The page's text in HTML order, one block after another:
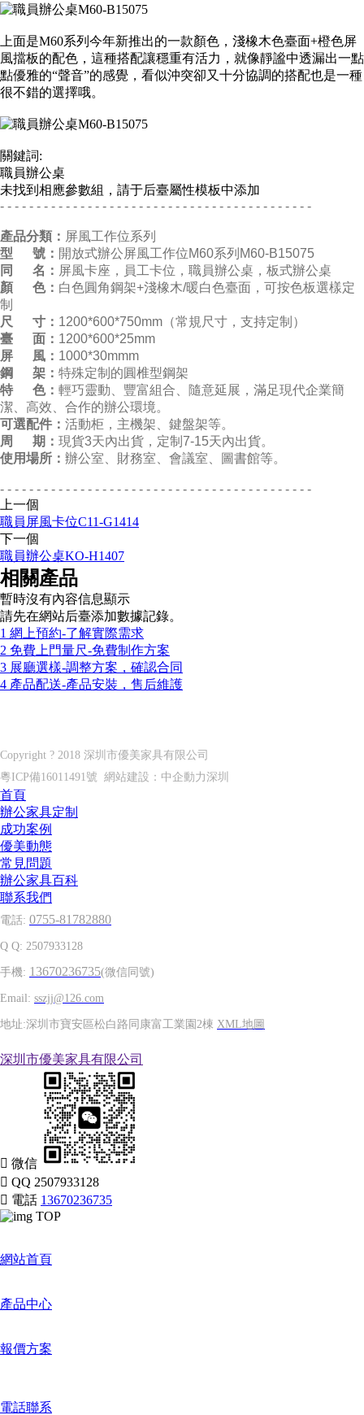
上面是M60系列今年新推出的一款顏色，淺橡木色臺面+橙色屏
風擋板的配色，這種搭配讓穩重有活力，就像靜謐中透漏出一點
點優雅的“聲音”的感覺，看似沖突卻又十分協調的搭配也是一種
很不錯的選擇哦。
關鍵詞:
職員辦公桌
未找到相應參數組，請于后臺屬性模板中添加
- - - - - - - - - - - - - - - - - - - - - - - - - - - - - - - - - - - - - - - - - - -
產品分類： 屏風工作位系列
型 號： 開放式辦公屏風工作位M60系列M60-B15075
同 名： 屏風卡座，員工卡位，職員辦公桌，板式辦公桌
顏 色： 白色圓角鋼架+淺橡木/暖白色臺面，可按色板選樣定
制
尺 寸： 1200*600*750mm（常規尺寸，支持定制）
臺 面： 1200*600*25mm
屏 風： 1000*30mmm
鋼 架： 特殊定制的圓椎型鋼架
特 色： 輕巧靈動、豐富組合、隨意延展，滿足現代企業簡
潔、高效、合作的辦公環境。
可選配件： 活動柜，主機架、鍵盤架等。
周 期： 現貨3天內出貨，定制7-15天內出貨。
使用場所： 辦公室、財務室、會議室、圖書館等。
- - - - - - - - - - - - - - - - - - - - - - - - - - - - - - - - - - - - - - - - - - -
上一個
職員屏風卡位C11-G1414
下一個
職員辦公桌KO-H1407
相關產品
暫時沒有內容信息顯示
請先在網站后臺添加數據記錄。
1 網上預約-了解實際需求
2 免費上門量尺-免費制作方案
3 展廳選樣-調整方案，確認合同
4 產品配送-產品安裝，售后維護
Copyright ? 2018 深圳市優美家具有限公司
粵ICP備16011491號 網站建設： 中企動力深圳
首頁
辦公家具定制
成功案例
優美動態
常見問題
辦公家具百科
聯系我們
電話: 0755-81782880
Q Q: 2507933128
手機: 13670236735(微信同號)
Email: sszjj@126.com
地址:深圳市寶安區松白路同康富工業園2棟 XML地圖
深圳市優美家具有限公司
 微信
 QQ 2507933128
 電話 13670236735
TOP
網站首頁
產品中心
報價方案
電話聯系